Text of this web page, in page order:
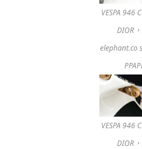
VESPA 946
DIOR
elephant.co
VESPA 946
DIOR